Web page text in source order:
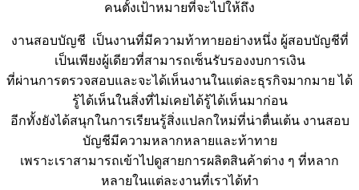
คนตั้งเป้าหมายที่จะไปให้ถึง
งานสอบบัญชี เป็นงานที่มีความท้าทายอย่างหนึ่ง ผู้สอบบัญชีที่
เป็นเพียงผู้เดียวที่สามารถเซ็นรับรองงบการเงิน
ที่ผ่านการตรวจสอบและจะได้เห็นงานในแต่ละธุรกิจมากมาย ได้
รู้ได้เห็นในสิ่งที่ไม่เคยได้รู้ได้เห็นมาก่อน
อีกทั้งยังได้สนุกในการเรียนรู้สิ่งแปลกใหม่ที่น่าตื่นเต้น งานสอบ
บัญชีมีความหลากหลายและท้าทาย
เพราะเราสามารถเข้าไปดูสายการผลิตสินค้าต่าง ๆ ที่หลาก
หลายในแต่ละงานที่เราได้ทำ